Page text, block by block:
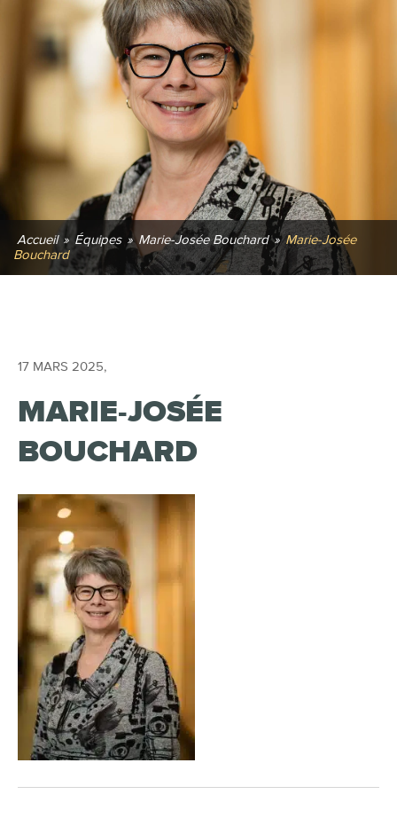
Accueil » Équipes » Marie-Josée Bouchard » Marie-Josée
Bouchard
17 MARS 2025,
MARIE-JOSÉE
BOUCHARD